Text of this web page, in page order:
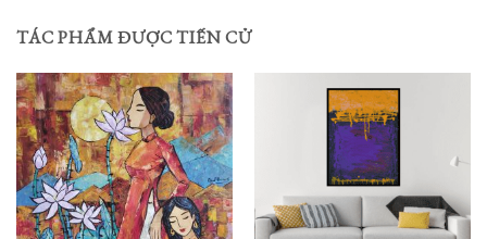
TÁC PHẨM ĐƯỢC TIẾN CỬ